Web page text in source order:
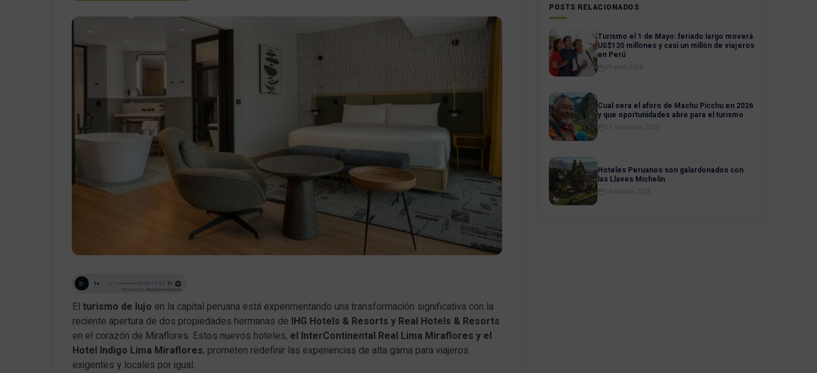
El turismo de lujo en la capital peruana está experimentando una transformación significativa con la
reciente apertura de dos propiedades hermanas de IHG Hotels & Resorts y Real Hotels & Resorts
en el corazón de Miraflores. Estos nuevos hoteles, el InterContinental Real Lima Miraflores y el
Hotel Indigo Lima Miraflores, prometen redefinir las experiencias de alta gama para viajeros
exigentes y locales por igual.
POSTS RELACIONADOS
Turismo el 1 de Mayo: feriado largo moverá
US$135 millones y casi un millón de viajeros
en Perú
29 abril, 2026
Cual sera el aforo de Machu Picchu en 2026
y que oportunidades abre para el turismo
11 noviembre, 2025
Hoteles Peruanos son galardonados con
las Llaves Michelin
14 octubre, 2025